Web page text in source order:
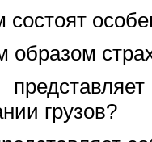
образом
грузов?